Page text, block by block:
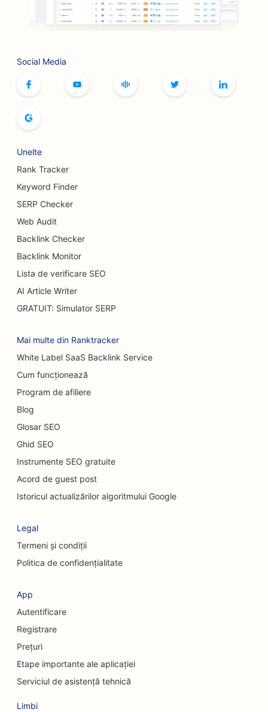
SEO pentru restaurantele BBQ
SEO pentru fabricile de bere
SEO pentru serviciile de augmentare mamară
SEO pentru Burger Trucks
SEO pentru magazinele de prăjituri
SEO pentru dealerii auto
SEO pentru chirurgi pentru arși
SEO pentru cafenele
SEO pentru magazine de covoare și pardoseli
SEO pentru restaurantele Casual Dining
SEO pentru chiropracticieni
SEO pentru serviciile de curățenie
SEO pentru firmele de consultanță
SEO pentru chirurgi craniofaciali
SEO pentru uniunile de credit
SEO pentru magazinele de prăjituri
Social Media
Unelte
Rank Tracker
Keyword Finder
SERP Checker
Web Audit
Backlink Checker
Backlink Monitor
Lista de verificare SEO
AI Article Writer
GRATUIT: Simulator SERP
Mai multe din Ranktracker
White Label SaaS Backlink Service
Cum funcționează
Program de afiliere
Blog
Glosar SEO
Ghid SEO
Instrumente SEO gratuite
Acord de guest post
Istoricul actualizărilor algoritmului Google
Legal
Termeni și condiții
Politica de confidențialitate
App
Autentificare
Registrare
Prețuri
Etape importante ale aplicației
Serviciul de asistență tehnică
Limbi